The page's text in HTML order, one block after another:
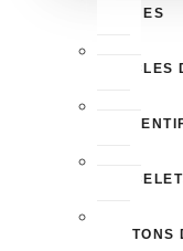
BAGUES
BOUCLES